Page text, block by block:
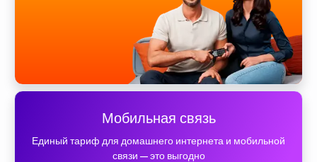
Мобильная связь
Единый тариф для домашнего интернета и мобильной
связи — это выгодно